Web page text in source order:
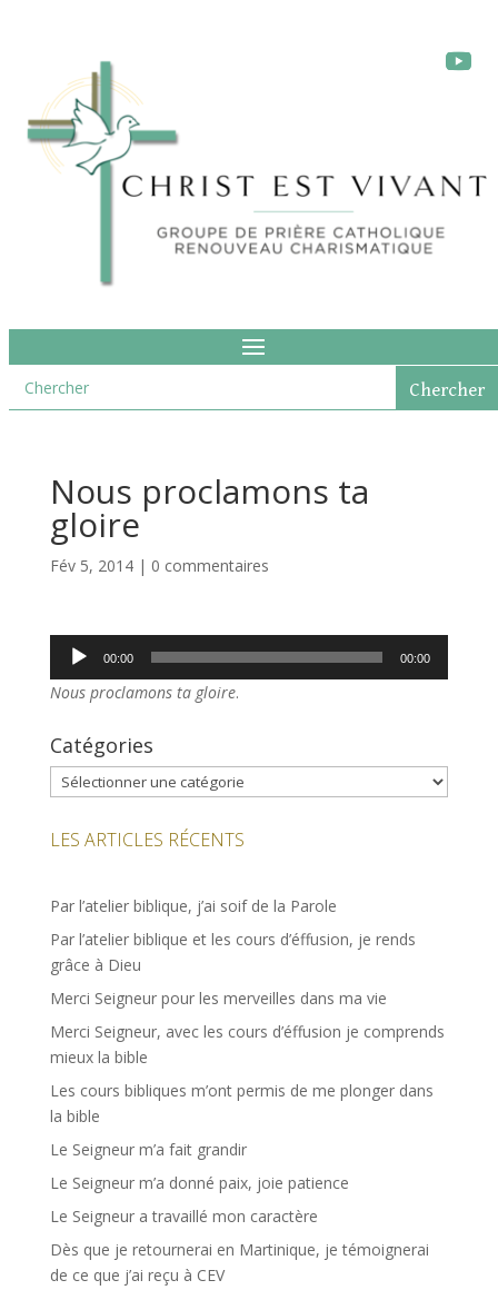
Nous proclamons ta
gloire
Fév 5, 2014| 0 commentaires
Lecteur
00:00 00:00
Nous proclamons ta gloire.
Catégories
Catégories
LES ARTICLES RÉCENTS
Par l’atelier biblique, j’ai soif de la Parole
Par l’atelier biblique et les cours d’éffusion, je rends
grâce à Dieu
Merci Seigneur pour les merveilles dans ma vie
Merci Seigneur, avec les cours d’éffusion je comprends
mieux la bible
Les cours bibliques m’ont permis de me plonger dans
la bible
Le Seigneur m’a fait grandir
Le Seigneur m’a donné paix, joie patience
Le Seigneur a travaillé mon caractère
Dès que je retournerai en Martinique, je témoignerai
de ce que j’ai reçu à CEV